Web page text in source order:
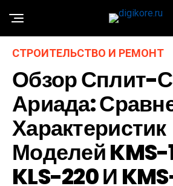
СТРОИТЕЛЬСТВО И РЕМОНТ
Обзор Сплит-
Ариада:
Характеристик
Моделей KMS-
KLS-220 И